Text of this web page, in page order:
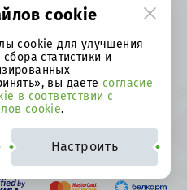
Политика в отношении
персональных данных
г. Брест
cookie
cookie для улучшения
статистики и
вы даете согласие
в соответствии с
cookie.
Настроить